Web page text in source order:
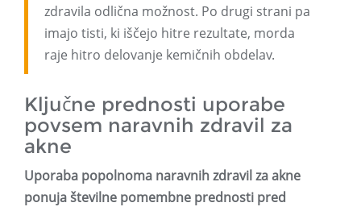
zdravila odlična možnost. Po drugi strani pa
imajo tisti, ki iščejo hitre rezultate, morda
raje hitro delovanje kemičnih obdelav.
Ključne prednosti uporabe
povsem naravnih zdravil za
akne
Uporaba popolnoma naravnih zdravil za akne
ponuja številne pomembne prednosti pred